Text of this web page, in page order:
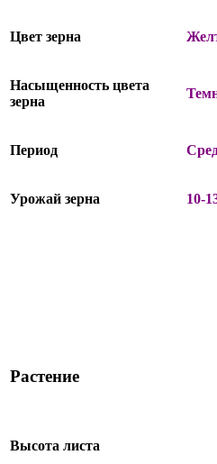
Цвет зерна
Насыщенность цвета
зерна
Период
Урожай зерна 10-
Растение
Высота листа